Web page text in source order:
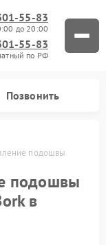
55-83
до 20:00
55-83
по РФ
Позвонить
подошвы
подошвы
в